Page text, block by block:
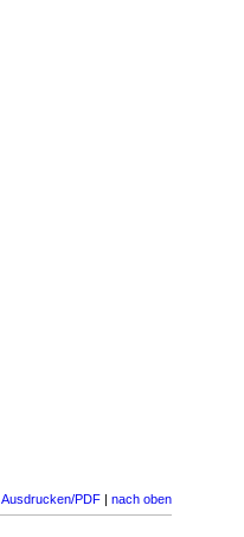
Ausdrucken/PDF | nach oben